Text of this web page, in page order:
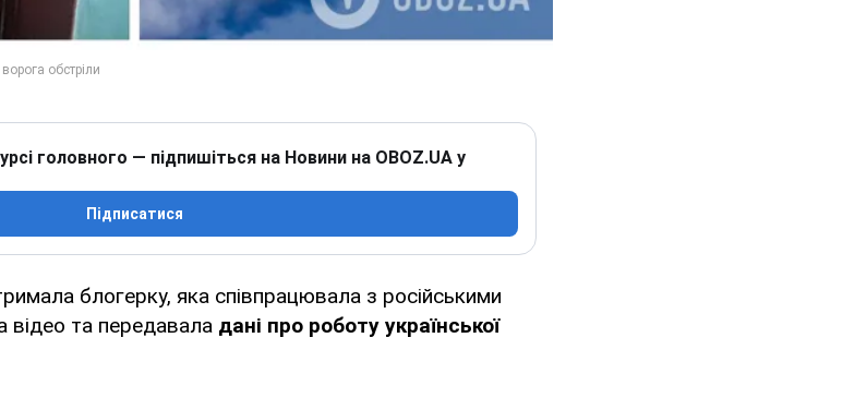
головного — підпишіться на Новини на OBOZ.UA у
Підписатися
блогерку, яка співпрацювала з російськими
відео та передавала дані про роботу української